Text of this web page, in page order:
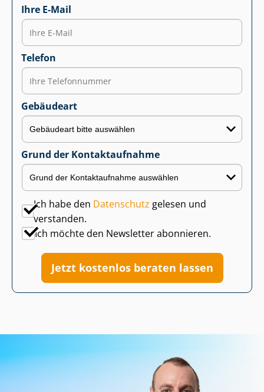
Ihre E-Mail
Telefon
Gebäudeart
Grund der Kontaktaufnahme
Ich habe den Datenschutz gelesen und
verstanden.
Ich möchte den Newsletter abonnieren.
Jetzt kostenlos beraten lassen